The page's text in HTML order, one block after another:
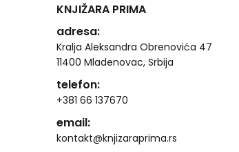
KNJIŽARA PRIMA
adresa:
Kralja Aleksandra Obrenovića 47
11400 Mladenovac, Srbija
telefon:
+381 66 137670
email:
kontakt@knjizaraprima.rs